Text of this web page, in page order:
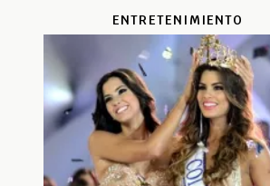
ENTRETENIMIENTO